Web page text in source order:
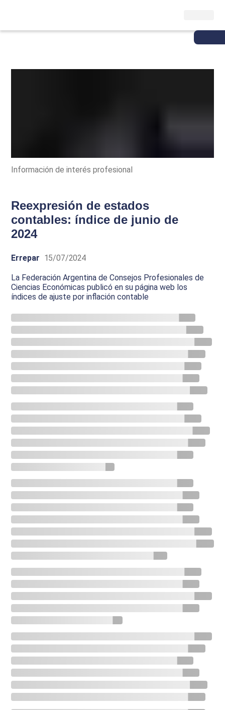
Información de interés profesional
Reexpresión de estados
contables: índice de junio de
2024
Errepar 15/07/2024
La Federación Argentina de Consejos Profesionales de
Ciencias Económicas publicó en su página web los
índices de ajuste por inflación contable